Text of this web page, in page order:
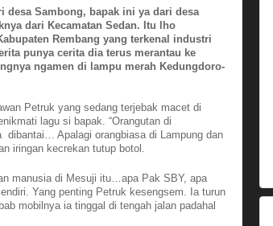
desa Sambong, bapak ini ya dari desa
dari Kecamatan Sedan. Itu lho
Rembang yang terkenal industri
punya cerita dia terus merantau ke
ngamen di lampu merah Kedungdoro-
Petruk yang sedang terjebak macet di
lagu si bapak. “Orangutan di
dibantai… Apalagi orangbiasa di Lampung dan
iringan kecrekan tutup botol.
manusia di Mesuji itu…apa Pak SBY, apa
Yang penting Petruk kesengsem. Ia turun
mobilnya ia tinggal di tengah jalan padahal